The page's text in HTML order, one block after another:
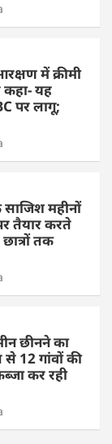
में क्रीमी
कहा- यह
पर लागू;
साजिश महीनों
तैयार करते
तक
छीनने का
12 गांवों की
कर रही